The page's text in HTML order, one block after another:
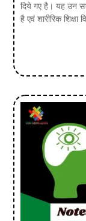
दिये गए है। यह उन
है एवं शारीरिक शिक्षा